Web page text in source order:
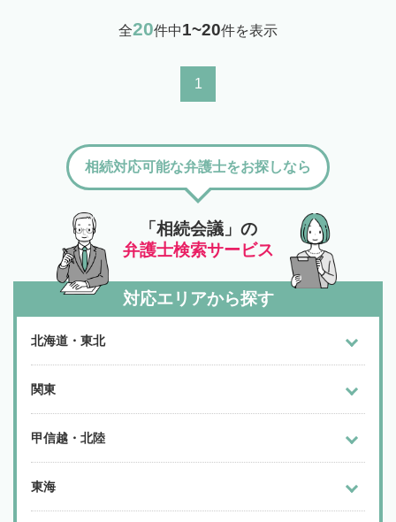
全20件中1~20件を表示
1
「相続会議」の
弁護士検索サービス
相続対応可能な弁護士をお探しなら
対応エリアから探す
北海道・東北
関東
甲信越・北陸
東海